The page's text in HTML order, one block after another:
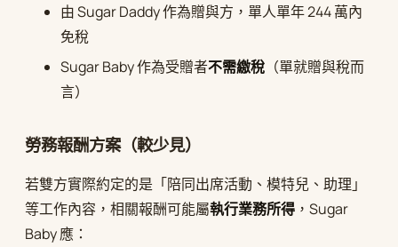
由 Sugar Daddy 作為贈與方，單人單年 244 萬內
免稅
Sugar Baby 作為受贈者不需繳稅 （單就贈與稅而
言）
勞務報酬方案（較少見）
若雙方實際約定的是「陪同出席活動、模特兒、助理」
等工作內容，相關報酬可能屬執行業務所得 ，Sugar
Baby 應：